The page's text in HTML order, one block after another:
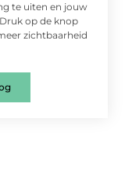
te uiten en jouw
op de knop
zichtbaarheid